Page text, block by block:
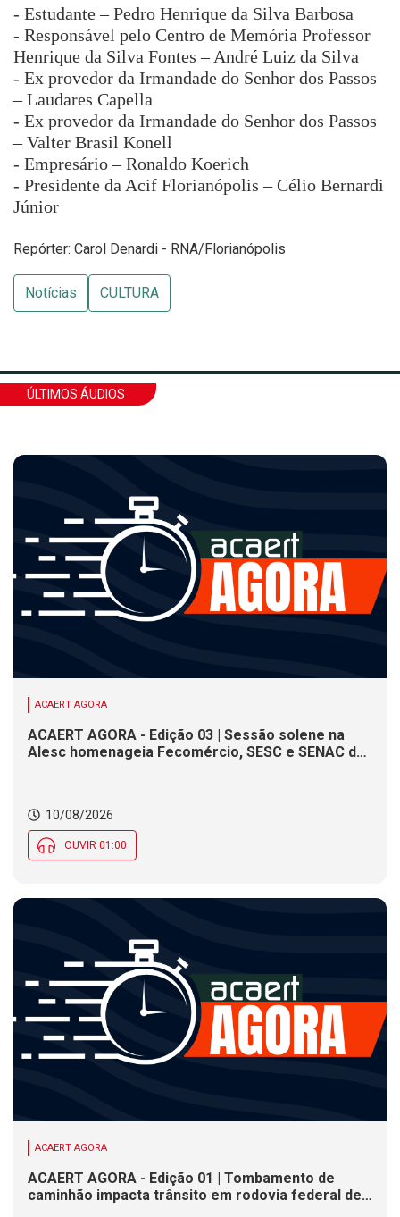
- Estudante – Pedro Henrique da Silva Barbosa
- Responsável pelo Centro de Memória Professor
Henrique da Silva Fontes – André Luiz da Silva
- Ex provedor da Irmandade do Senhor dos Passos
– Laudares Capella
- Ex provedor da Irmandade do Senhor dos Passos
– Valter Brasil Konell
- Empresário – Ronaldo Koerich
- Presidente da Acif Florianópolis – Célio Bernardi
Júnior
Repórter: Carol Denardi - RNA/Florianópolis
Notícias CULTURA
ÚLTIMOS ÁUDIOS
ACAERT AGORA
ACAERT AGORA - Edição 03 | Sessão solene na
Alesc homenageia Fecomércio, SESC e SENAC de
10/08/2026
OUVIR 01:00
ACAERT AGORA
ACAERT AGORA - Edição 01 | Tombamento de
caminhão impacta trânsito em rodovia federal de